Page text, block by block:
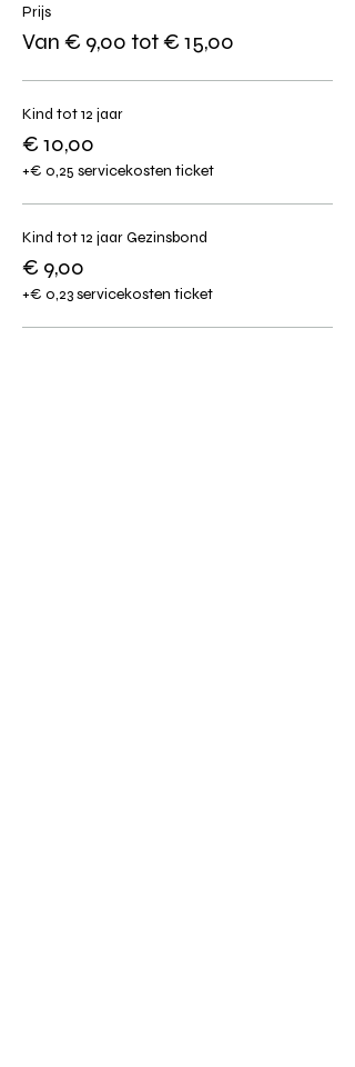
Prijs
Van € 9,00 tot € 15,00
Kind tot 12 jaar
€ 10,00
+€ 0,25 servicekosten ticket
Kind tot 12 jaar Gezinsbond
€ 9,00
+€ 0,23 servicekosten ticket